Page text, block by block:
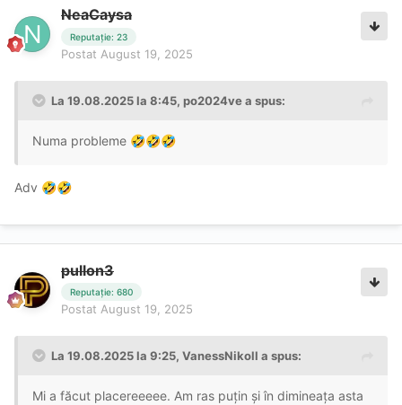
NeaCaysa
Reputație: 23
Postat August 19, 2025
La 19.08.2025 la 8:45, po2024vea spus:
Numa probleme 🤣🤣🤣
Adv 🤣🤣
pullon3
Reputație: 680
Postat August 19, 2025
La 19.08.2025 la 9:25, VanessNikoll a spus:
Mi a făcut placereeeee. Am ras puțin și în dimineața asta